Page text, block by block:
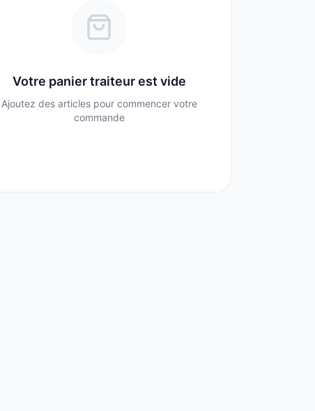
Votre panier traiteur est vide
Ajoutez des articles pour commencer votre
commande